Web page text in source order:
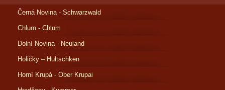
Černá Novina - Schwarzwald
Chlum - Chlum
Dolní Novina - Neuland
Holičky – Hultschken
Horní Krupá - Ober Krupai